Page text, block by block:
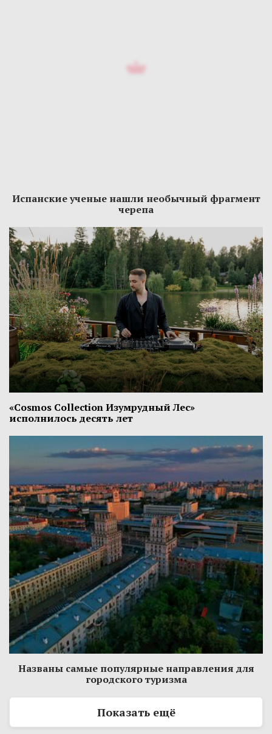
Испанские ученые нашли необычный фрагмент
черепа
«Cosmos Collection Изумрудный Лес»
исполнилось десять лет
Названы самые популярные направления для
городского туризма
Показать ещё